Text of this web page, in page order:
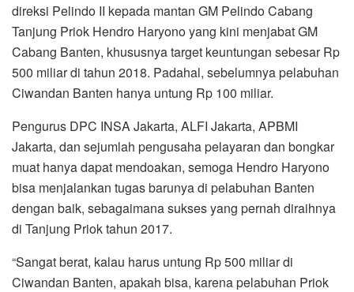
direksi Pelindo II kepada mantan GM Pelindo Cabang
Tanjung Priok Hendro Haryono yang kini menjabat GM
Cabang Banten, khususnya target keuntungan sebesar Rp
500 miliar di tahun 2018. Padahal, sebelumnya pelabuhan
Ciwandan Banten hanya untung Rp 100 miliar.
Pengurus DPC INSA Jakarta, ALFI Jakarta, APBMI
Jakarta, dan sejumlah pengusaha pelayaran dan bongkar
muat hanya dapat mendoakan, semoga Hendro Haryono
bisa menjalankan tugas barunya di pelabuhan Banten
dengan baik, sebagaimana sukses yang pernah diraihnya
di Tanjung Priok tahun 2017.
“Sangat berat, kalau harus untung Rp 500 miliar di
Ciwandan Banten, apakah bisa, karena pelabuhan Priok